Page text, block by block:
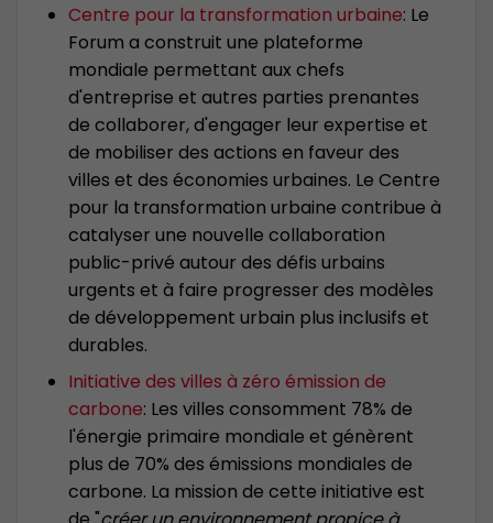
Centre pour la transformation urbaine: Le
Forum a construit une plateforme
mondiale permettant aux chefs
d'entreprise et autres parties prenantes
de collaborer, d'engager leur expertise et
de mobiliser des actions en faveur des
villes et des économies urbaines. Le Centre
pour la transformation urbaine contribue à
catalyser une nouvelle collaboration
public-privé autour des défis urbains
urgents et à faire progresser des modèles
de développement urbain plus inclusifs et
durables.
Initiative des villes à zéro émission de
carbone: Les villes consomment 78% de
l'énergie primaire mondiale et génèrent
plus de 70% des émissions mondiales de
carbone. La mission de cette initiative est